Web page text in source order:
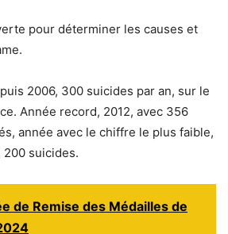
pour déterminer les causes et
2006, 300 suicides par an, sur le
Année record, 2012, avec 356
année avec le chiffre le plus faible,
200 suicides.
de Remise des Médailles de